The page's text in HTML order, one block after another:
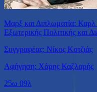
Μαρξ και Διπλωματία:
Εξωτερικής Πολιτικής και
Συγγραφέας: Νίκος Κοτζιάς
Αφήγηση: Χάρης Καζλαρής
25ω 09λ